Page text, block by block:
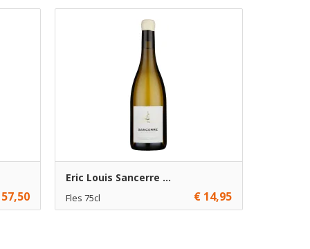
Eric Louis Sancerre ...
Fles 75cl € 14,95